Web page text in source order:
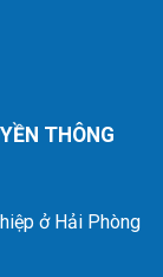
THÔNG
ở Hải Phòng